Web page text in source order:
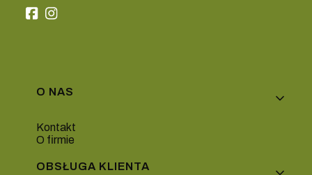
Linki w stopce
O NAS
Kontakt
O firmie
OBSŁUGA KLIENTA